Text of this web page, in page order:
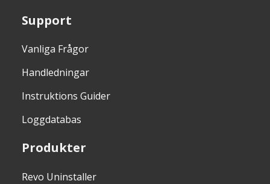
Support
Vanliga Frågor
Handledningar
Instruktions Guider
Loggdatabas
Produkter
Revo Uninstaller